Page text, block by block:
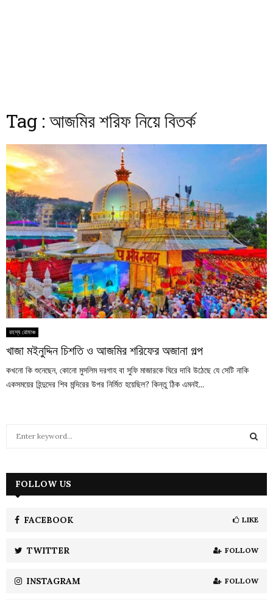
Tag : আজমির শরিফ নিয়ে বিতর্ক
রহস্য রোমাঞ্চ
খাজা মইনুদ্দিন চিশতি ও আজমির শরিফের অজানা গল্প
কখনো কি শুনেছেন, কোনো মুসলিম দরগাহ বা সুফি মাজারকে ঘিরে দাবি উঠেছে যে সেটি নাকি
একসময়ের হিন্দুদের শিব মন্দিরের উপর নির্মিত হয়েছিল? কিন্তু ঠিক এমনই...
h
H
FOLLOW US
FACEBOOK LIKE
TWITTER FOLLOW
INSTAGRAM FOLLOW